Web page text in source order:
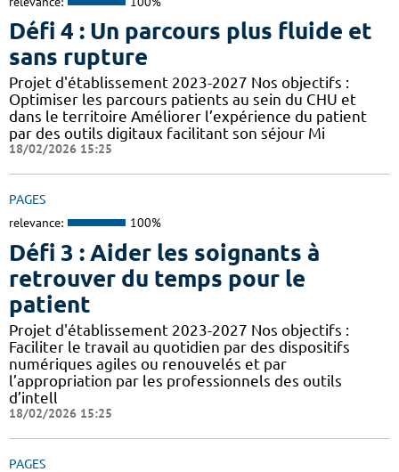
Défi 4 : Un parcours plus fluide et
sans rupture
Projet d'établissement 2023-2027 Nos objectifs :
Optimiser les parcours patients au sein du CHU et
dans le territoire Améliorer l’expérience du patient
par des outils digitaux facilitant son séjour Mi
18/02/2026 15:25
PAGES
relevance: 100%
Défi 3 : Aider les soignants à
retrouver du temps pour le
patient
Projet d'établissement 2023-2027 Nos objectifs :
Faciliter le travail au quotidien par des dispositifs
numériques agiles ou renouvelés et par
l’appropriation par les professionnels des outils
d’intell
18/02/2026 15:25
PAGES